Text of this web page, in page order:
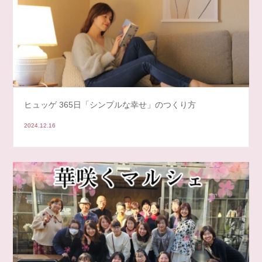
ヒュッゲ 365日「シンプルな幸せ」のつくり方
2024.12.16